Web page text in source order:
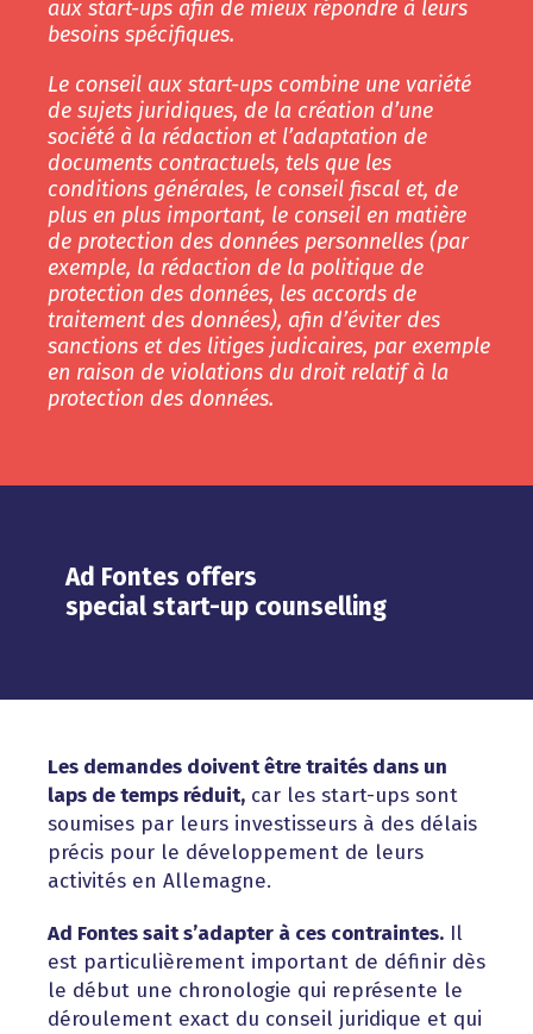
aux start-ups afin de mieux répondre à leurs
besoins spécifiques.
Le conseil aux start-ups combine une variété
de sujets juridiques, de la création d’une
société à la rédaction et l’adaptation de
documents contractuels, tels que les
conditions générales, le conseil fiscal et, de
plus en plus important, le conseil en matière
de protection des données personnelles (par
exemple, la rédaction de la politique de
protection des données, les accords de
traitement des données), afin d’éviter des
sanctions et des litiges judicaires, par exemple
en raison de violations du droit relatif à la
protection des données.
Ad Fontes offers
special start-up counselling
Les demandes doivent être traités dans un
laps de temps réduit, car les start-ups sont
soumises par leurs investisseurs à des délais
précis pour le développement de leurs
activités en Allemagne.
Ad Fontes sait s’adapter à ces contraintes. Il
est particulièrement important de définir dès
le début une chronologie qui représente le
déroulement exact du conseil juridique et qui